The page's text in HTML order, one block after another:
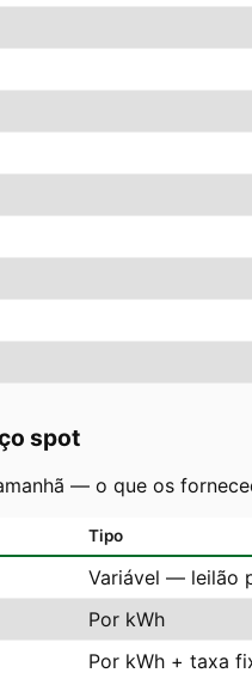
spot
— o que os
Tipo
Variável — leilão
Por kWh
Por kWh + taxa